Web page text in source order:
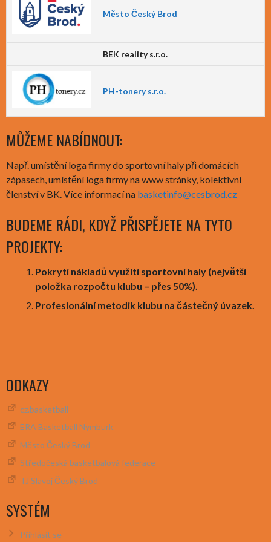
Město Český Brod
BEK reality s.r.o.
PH-tonery s.r.o.
MŮŽEME NABÍDNOUT:
Např. umístění loga firmy do sportovní haly při domácích
zápasech, umístění loga firmy na www stránky, kolektivní
členství v BK. Více informací na basketinfo@cesbrod.cz
BUDEME RÁDI, KDYŽ PŘISPĚJETE NA TYTO
PROJEKTY:
Pokrytí nákladů využití sportovní haly (největší
položka rozpočtu klubu – přes 50%).
Profesionální metodik klubu na částečný úvazek.
ODKAZY
cz.basketball
ERA Basketball Nymburk
Město Český Brod
Středočeská basketbalová federace
TJ Slavoj Český Brod
SYSTÉM
Přihlásit se